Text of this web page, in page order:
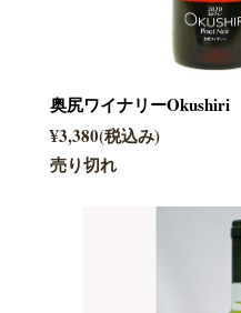
奥尻ワイナリー
¥3,380(税込み)
売り切れ